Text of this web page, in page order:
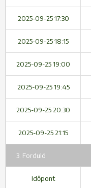
2025-09-25 17:30
2025-09-25 18:15
2025-09-25 19:00
2025-09-25 19:45
2025-09-25 20:30
2025-09-25 21:15
3. Forduló
Időpont